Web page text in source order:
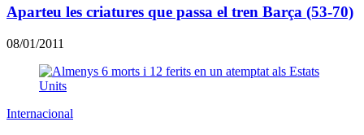
Aparteu les criatures que passa el tren Barça (53-70)
08/01/2011
Internacional